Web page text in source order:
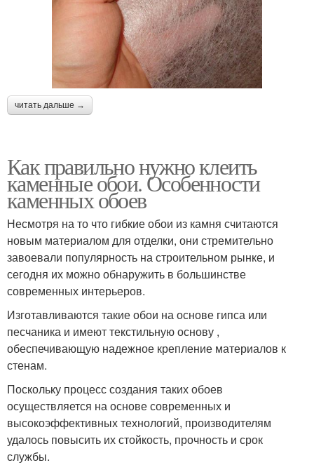
читать дальше →
Как правильно нужно клеить
каменные обои. Особенности
каменных обоев
Несмотря на то что гибкие обои из камня считаются
новым материалом для отделки, они стремительно
завоевали популярность на строительном рынке, и
сегодня их можно обнаружить в большинстве
современных интерьеров.
Изготавливаются такие обои на основе гипса или
песчаника и имеют текстильную основу ,
обеспечивающую надежное крепление материалов к
стенам.
Поскольку процесс создания таких обоев
осуществляется на основе современных и
высокоэффективных технологий, производителям
удалось повысить их стойкость, прочность и срок
службы.